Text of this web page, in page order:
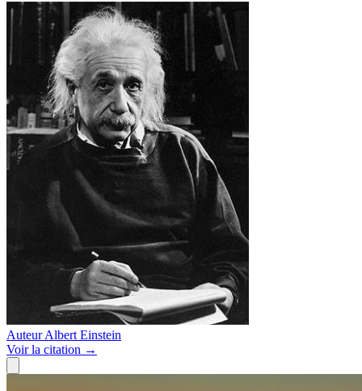
Auteur Albert Einstein
Voirla citation →